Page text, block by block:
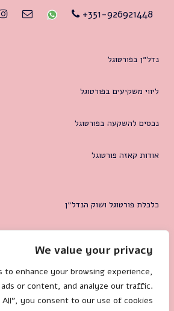
We value your privacy
to enhance your browsing experience,
or content, and analyze our traffic.
you consent to our use of cookies.
351-926921448+
נדל״ן בפורטוגל
ליווי משקיעים בפורטוגל
נכסים להשקעה בפורטוגל
אודות קאזה פורטוגל
כלכלת פורטוגל ושוק הנדל״ן
צרו קשר